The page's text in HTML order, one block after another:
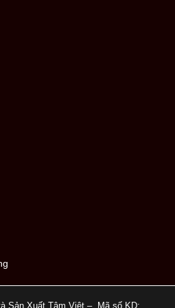
Sản Xuất Tâm Việt – Mã số KD: